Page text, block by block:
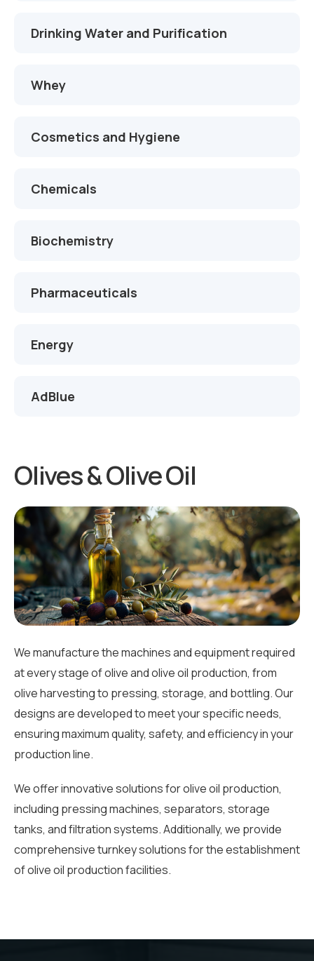
Drinking Water and Purification
Whey
Cosmetics and Hygiene
Chemicals
Biochemistry
Pharmaceuticals
Energy
AdBlue
Olives & Olive Oil
We manufacture the machines and equipment required
at every stage of olive and olive oil production, from
olive harvesting to pressing, storage, and bottling. Our
designs are developed to meet your specific needs,
ensuring maximum quality, safety, and efficiency in your
production line.
We offer innovative solutions for olive oil production,
including pressing machines, separators, storage
tanks, and filtration systems. Additionally, we provide
comprehensive turnkey solutions for the establishment
of olive oil production facilities.